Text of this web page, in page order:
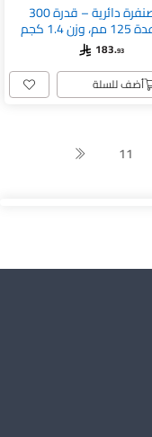
ماكينة صنفرة دائرية – قدرة 300
واط، قاعدة 125 مم، وزن 1.4 كجم
183.93
أضف للسلة
11